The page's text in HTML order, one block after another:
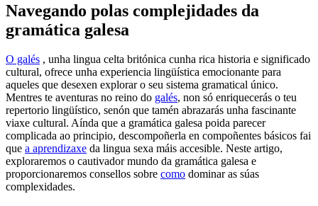
Navegando polas complejidades da
gramática galesa
O galés , unha lingua celta britónica cunha rica historia e significado
cultural, ofrece unha experiencia lingüística emocionante para
aqueles que desexen explorar o seu sistema gramatical único.
Mentres te aventuras no reino do galés, non só enriquecerás o teu
repertorio lingüístico, senón que tamén abrazarás unha fascinante
viaxe cultural. Aínda que a gramática galesa poida parecer
complicada ao principio, descompoñerla en compoñentes básicos fai
que a aprendizaxe da lingua sexa máis accesible. Neste artigo,
exploraremos o cautivador mundo da gramática galesa e
proporcionaremos consellos sobre como dominar as súas
complexidades.